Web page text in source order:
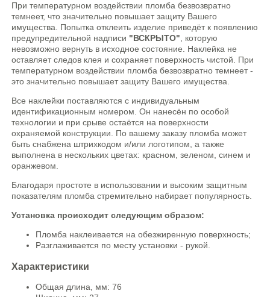
При температурном воздействии пломба безвозвратно
темнеет, что значительно повышает защиту Вашего
имущества. Попытка отклеить изделие приведёт к появлению
предупредительной надписи "ВСКРЫТО", которую
невозможно вернуть в исходное состояние. Наклейка не
оставляет следов клея и сохраняет поверхность чистой. При
температурном воздействии пломба безвозвратно темнеет -
это значительно повышает защиту Вашего имущества.
Все наклейки поставляются с индивидуальным
идентификационным номером. Он нанесён по особой
технологии и при срыве остаётся на поверхности
охраняемой конструкции. По вашему заказу пломба может
быть снабжена штрихкодом и/или логотипом, а также
выполнена в нескольких цветах: красном, зеленом, синем и
оранжевом.
Благодаря простоте в использовании и высоким защитным
показателям пломба стремительно набирает популярность.
Установка происходит следующим образом:
Пломба наклеивается на обезжиренную поверхность;
Разглаживается по месту установки - рукой.
Характеристики
Общая длина, мм: 76